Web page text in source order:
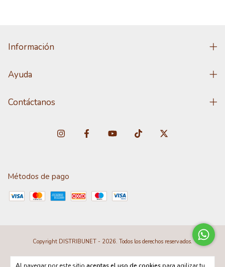
Información
Ayuda
Contáctanos
Métodos de pago
Copyright DISTRIBUNET - 2026. Todos los derechos reservados.